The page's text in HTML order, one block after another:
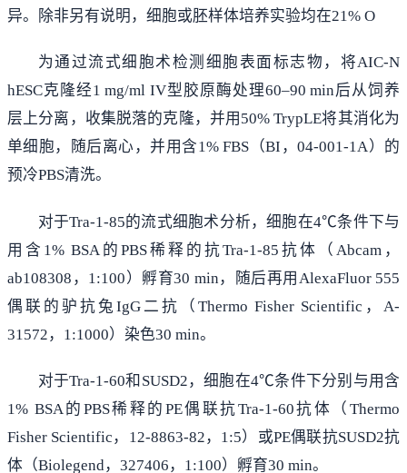
异。除非另有说明，细胞或胚样体培养实验均在21% O
为通过流式细胞术检测细胞表面标志物，将AIC-N
hESC克隆经1 mg/ml IV型胶原酶处理60–90 min后从饲养
层上分离，收集脱落的克隆，并用50% TrypLE将其消化为
单细胞，随后离心，并用含1% FBS（BI，04-001-1A）的
预冷PBS清洗。
对于Tra-1-85的流式细胞术分析，细胞在4℃条件下与
用含1% BSA的PBS稀释的抗Tra-1-85抗体（Abcam，
ab108308，1:100）孵育30 min，随后再用AlexaFluor 555
偶联的驴抗兔IgG二抗（Thermo Fisher Scientific，A-
31572，1:1000）染色30 min。
对于Tra-1-60和SUSD2，细胞在4℃条件下分别与用含
1% BSA的PBS稀释的PE偶联抗Tra-1-60抗体（Thermo
Fisher Scientific，12-8863-82，1:5）或PE偶联抗SUSD2抗
体（Biolegend，327406，1:100）孵育30 min。